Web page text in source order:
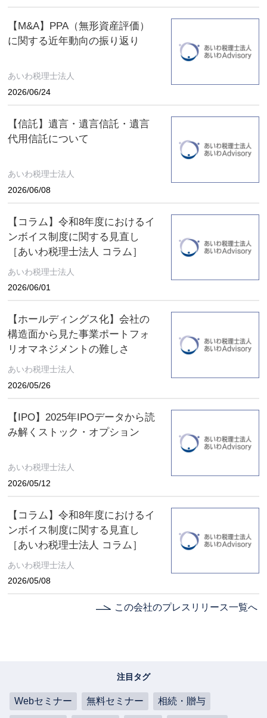
【M&A】PPA（無形資産評価）
に関する近年動向の振り返り
あいわ税理士法人
2026/06/24
【信託】遺言・遺言信託・遺言
代用信託について
あいわ税理士法人
2026/06/08
【コラム】令和8年度におけるイ
ンボイス制度に関する見直し
［あいわ税理士法人 コラム］
あいわ税理士法人
2026/06/01
【ホールディングス化】会社の
構造面から見た事業ポートフォ
リオマネジメントの難しさ
あいわ税理士法人
2026/05/26
【IPO】2025年IPOデータから読
み解くストック・オプション
あいわ税理士法人
2026/05/12
【コラム】令和8年度におけるイ
ンボイス制度に関する見直し
［あいわ税理士法人 コラム］
あいわ税理士法人
2026/05/08
この会社のプレスリリース一覧へ
注目タグ
Webセミナー 無料セミナー 相続・贈与